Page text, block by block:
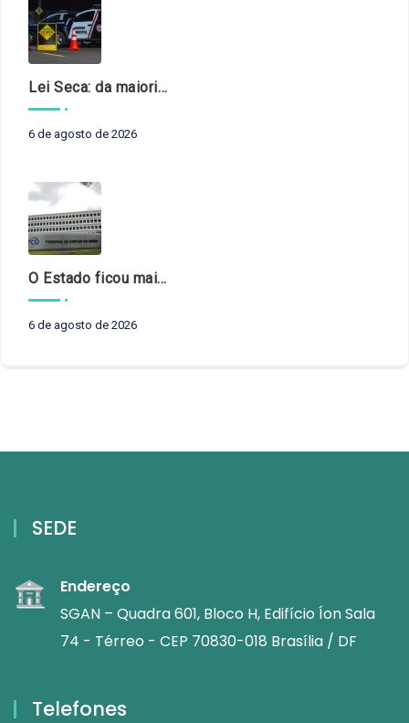
Lei Seca: da maioridade à maturidade
6 de agosto de 2026
O Estado ficou mais complexo. O controle precisa acompanhar
6 de agosto de 2026
SEDE
Endereço
SGAN – Quadra 601, Bloco H, Edifício Íon Sala
74 - Térreo - CEP 70830-018 Brasília / DF
Telefones